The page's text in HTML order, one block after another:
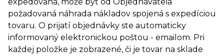
požadovaná náhrada nákladov spojená s expedíciou
tovaru. O prijatí objednávky ste automaticky
informovaný elektronickou poštou - emailom. Pri
každej položke je zobrazené, či je tovar na sklade